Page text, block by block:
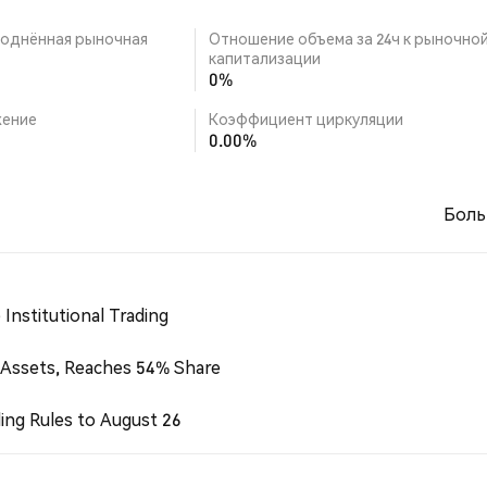
рыночная
Отношение объема за 24ч к
капитализации
0%
Коэффициент циркуляции
0.00%
Institutional Trading
Reaches 54% Share
Rules to August 26